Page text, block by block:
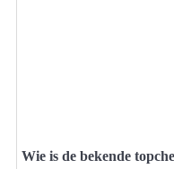
Wie is de bekende